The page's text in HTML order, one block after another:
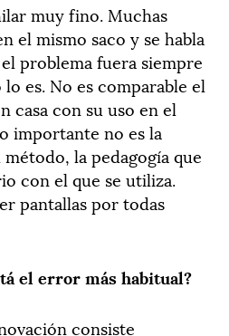
muy fino. Muchas
el mismo saco y se habla
problema fuera siempre
es. No es comparable el
casa con su uso en el
importante no es la
la pedagogía que
con el que se utiliza.
pantallas por todas
el error más habitual?
consiste